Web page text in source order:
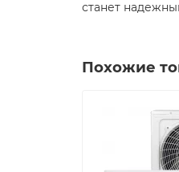
станет
Похожие